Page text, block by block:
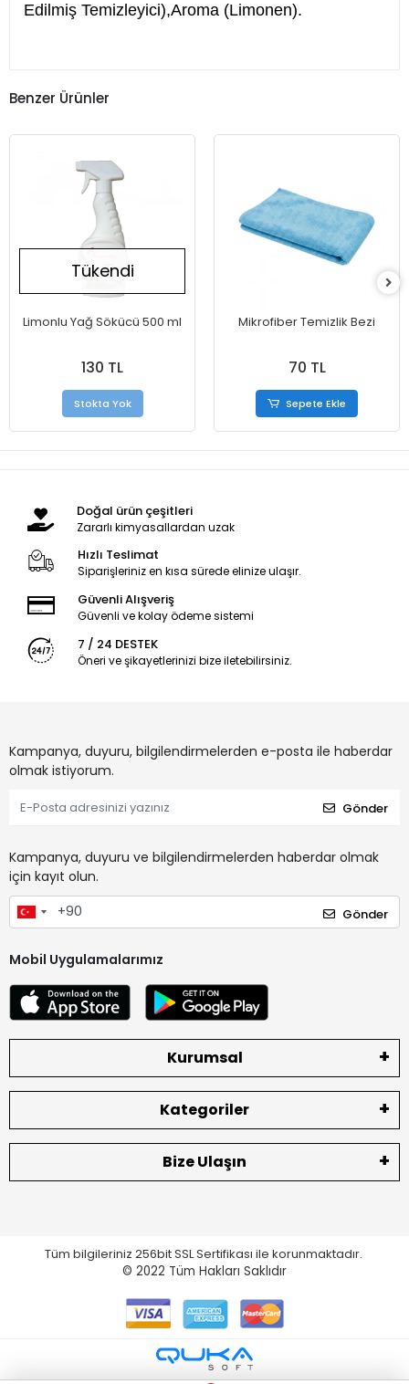
Edilmiş Temizleyici),Aroma (Limonen).
Benzer Ürünler
Tükendi
Limonlu Yağ Sökücü 500 ml
130 TL
Stokta Yok
Mikrofiber Temizlik Bezi
70 TL
Sepete Ekle
Doğal ürün çeşitleri
Zararlı kimyasallardan uzak
Hızlı Teslimat
Siparişleriniz en kısa sürede elinize ulaşır.
Güvenli Alışveriş
Güvenli ve kolay ödeme sistemi
7 / 24 DESTEK
Öneri ve şikayetlerinizi bize iletebilirsiniz.
Kampanya, duyuru, bilgilendirmelerden e-posta ile haberdar
olmak istiyorum.
Gönder
Kampanya, duyuru ve bilgilendirmelerden haberdar olmak
için kayıt olun.
Gönder
Mobil Uygulamalarımız
Kurumsal
Kategoriler
Bize Ulaşın
Tüm bilgileriniz 256bit SSL Sertifikası ile korunmaktadır.
© 2022 Tüm Hakları Saklıdır